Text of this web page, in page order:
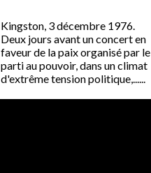
Kingston, 3 décembre 1976.
Deux jours avant un concert en
faveur de la paix organisé par le
parti au pouvoir, dans un climat
d'extrême tension politique,......